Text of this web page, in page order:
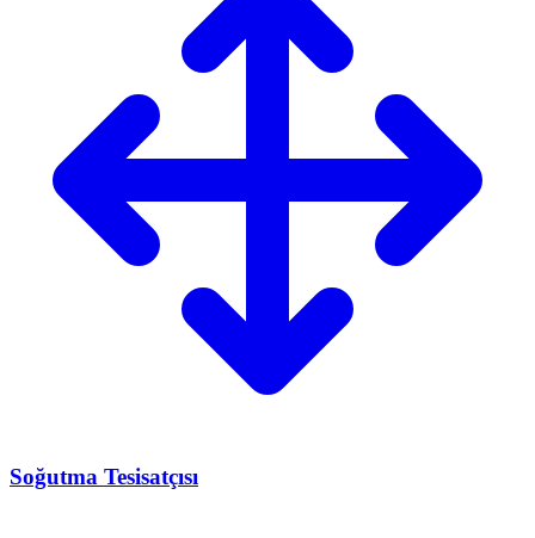
Soğutma Tesisatçısı